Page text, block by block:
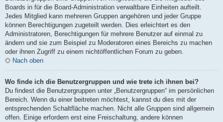
Boards in für die Board-Administration verwaltbare Einheiten aufteilt.
Jedes Mitglied kann mehreren Gruppen angehören und jeder Gruppe
können Berechtigungen zugeteilt werden. Dies erleichtert es den
Administratoren, Berechtigungen für mehrere Benutzer auf einmal zu
ändern und sie zum Beispiel zu Moderatoren eines Bereichs zu machen
oder ihnen Zugriff zu einem nichtöffentlichen Forum zu geben.
Nach oben
Wo finde ich die Benutzergruppen und wie trete ich ihnen bei?
Du findest die Benutzergruppen unter „Benutzergruppen“ im persönlichen
Bereich. Wenn du einer beitreten möchtest, kannst du dies mit der
entsprechenden Schaltfläche machen. Nicht alle Gruppen sind allgemein
offen. Einige erfordern erst eine Freischaltung, andere können